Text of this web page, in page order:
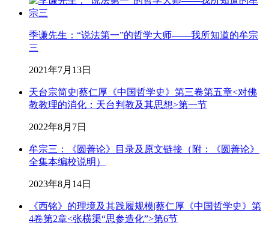
季谦先生：“说法第一”的哲学大师——我所知道的牟宗
三
2021年7月13日
天台宗简史|蔡仁厚《中国哲学史》第三卷第五章<对佛
教教理的消化：天台判教及其思想>第一节
2022年8月7日
牟宗三：《圆善论》目录及原文链接（附：《圆善论》
全集本编校说明）
2023年8月14日
《西铭》的理境及其践履规模|蔡仁厚《中国哲学史》第
4卷第2章<张横渠“思参造化”>第6节